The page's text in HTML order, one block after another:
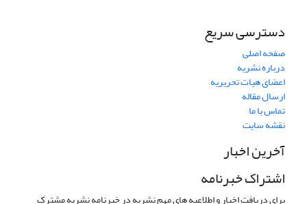
دسترسی سریع
صفحه اصلی
درباره نشریه
اعضای هیات تحریریه
ارسال مقاله
تماس با ما
نقشه سایت
آخرین اخبار
اشتراک خبرنامه
برای دریافت اخبار و اطلاعیه های مهم نشریه در خبرنامه نشریه مشترک